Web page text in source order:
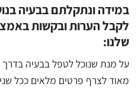
במידה ונתקלתם בבעיה
לקבל הערות ובקשות
שלנו:
על מנת שנוכל לטפל בבעיה בדרך
מאוד לצרף פרטים מלאים ככל